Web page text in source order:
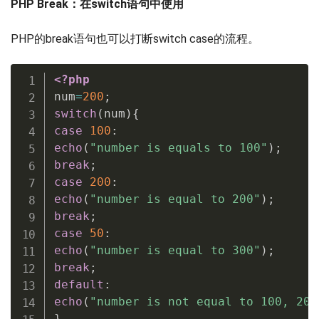
PHP Break：在switch语句中使用
PHP的break语句也可以打断switch case的流程。
<?php
num=200 ;
switch ( num ) {
case
100 :
echo ( "number is equals to 100" ) ;
break ;
case
200 :
echo ( "number is equal to 200" ) ;
break ;
case
50 :
echo ( "number is equal to 300" ) ;
break ;
default :
echo ( "number is not equal to 100,